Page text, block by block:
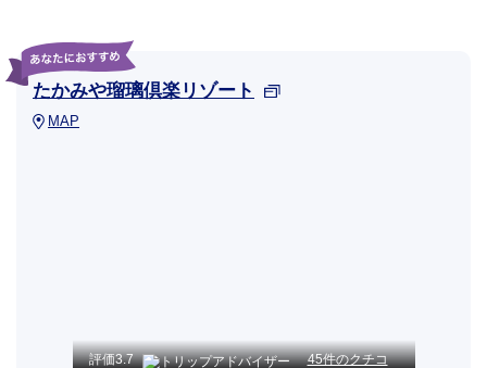
たかみや瑠璃倶楽リゾート
MAP
評価3.7
45件のクチコ